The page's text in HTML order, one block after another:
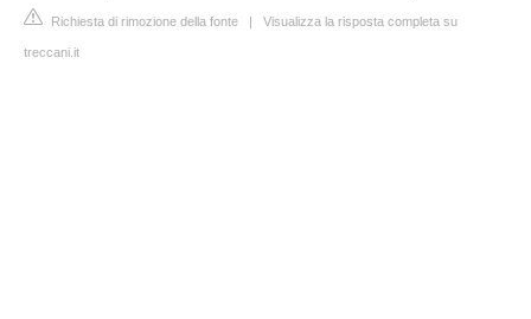
Richiesta di rimozione della fonte | Visualizza la risposta completa su
treccani.it